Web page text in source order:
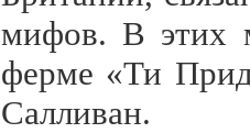
мифов. В этих
ферме «Ти
Салливан.